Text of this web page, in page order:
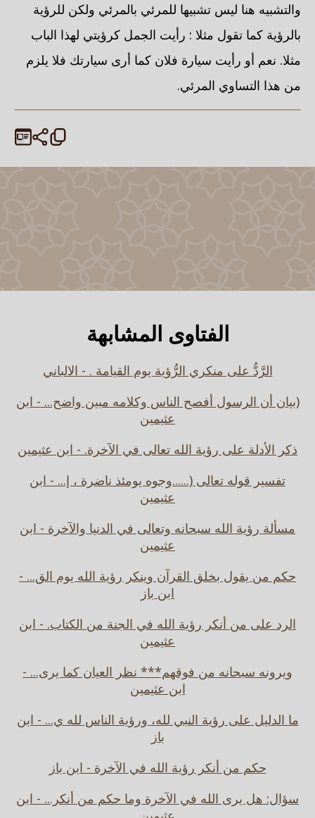
والتشبيه هنا ليس تشبيها للمرئي بالمرئي ولكن للرؤية
بالرؤية كما تقول مثلا : رأيت الجمل كرؤيتي لهذا الباب
مثلا. نعم أو رأيت سيارة فلان كما أرى سيارتك فلا يلزم
من هذا التساوي المرئي.
الفتاوى المشابهة
الرَّدُّ على منكري الرُّؤية يوم القيامة . - الالباني
(بيان أن الرسول أفصح الناس وكلامه مبين واضح... - ابن
عثيمين
ذكر الأدلة على رؤية الله تعالى في الآخرة. - ابن عثيمين
تفسير قوله تعالى (......وجوه يومئذ ناضرة ، إ... - ابن
عثيمين
مسألة رؤية الله سبحانه وتعالى في الدنيا والآخرة - ابن
عثيمين
حكم من يقول بخلق القرآن وينكر رؤية الله يوم الق... -
ابن باز
الرد على من أنكر رؤية الله في الجنة من الكتاب. - ابن
عثيمين
ويرونه سبحانه من فوقهم*** نظر العيان كما يرى... -
ابن عثيمين
ما الدليل على رؤية النبي لله، ورؤية الناس لله ي... - ابن
باز
حكم من أنكر رؤية الله في الآخرة - ابن باز
سؤال: هل يرى الله في الآخرة وما حكم من أنكر... - ابن